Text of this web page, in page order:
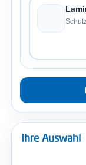
Ihre Auswahl